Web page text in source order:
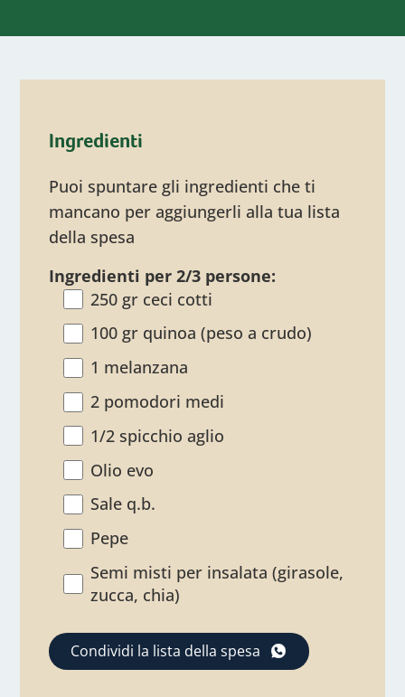
Ingredienti
Puoi spuntare gli ingredienti che ti
mancano per aggiungerli alla tua lista
della spesa
Ingredienti per 2/3 persone:
250 gr ceci cotti
100 gr quinoa (peso a crudo)
1 melanzana
2 pomodori medi
1/2 spicchio aglio
Olio evo
Sale q.b.
Pepe
Semi misti per insalata (girasole,
zucca, chia)
Condividi la lista della spesa